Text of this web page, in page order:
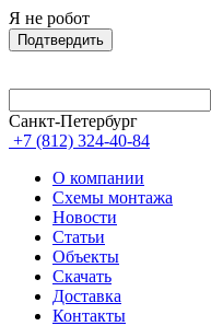
Я не робот
Подтвердить
Санкт-Петербург
+7 (812) 324-40-84
О компании
Схемы монтажа
Новости
Статьи
Объекты
Скачать
Доставка
Контакты